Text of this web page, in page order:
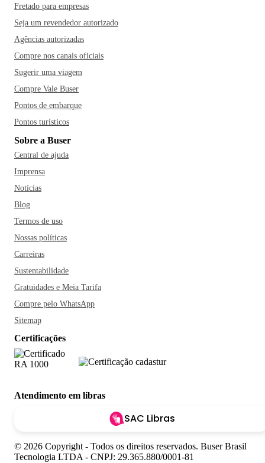
Fretado para empresas
Seja um revendedor autorizado
Agências autorizadas
Compre nos canais oficiais
Sugerir uma viagem
Compre Vale Buser
Pontos de embarque
Pontos turísticos
Sobre a Buser
Central de ajuda
Imprensa
Notícias
Blog
Termos de uso
Nossas políticas
Carreiras
Sustentabilidade
Gratuidades e Meia Tarifa
Compre pelo WhatsApp
Sitemap
Certificações
Atendimento em libras
SAC Libras
© 2026 Copyright - Todos os direitos reservados. Buser Brasil
Tecnologia LTDA - CNPJ: 29.365.880/0001-81